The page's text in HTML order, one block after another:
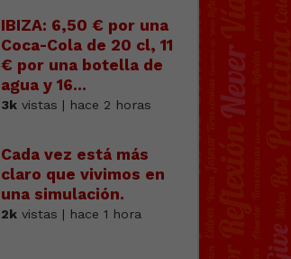
IBIZA: 6,50 € por una
Coca-Cola de 20 cl, 11
€ por una botella de
agua y 16...
3kvistas | hace 2 horas
Cada vez está más
claro que vivimos en
una simulación.
2kvistas | hace 1 hora